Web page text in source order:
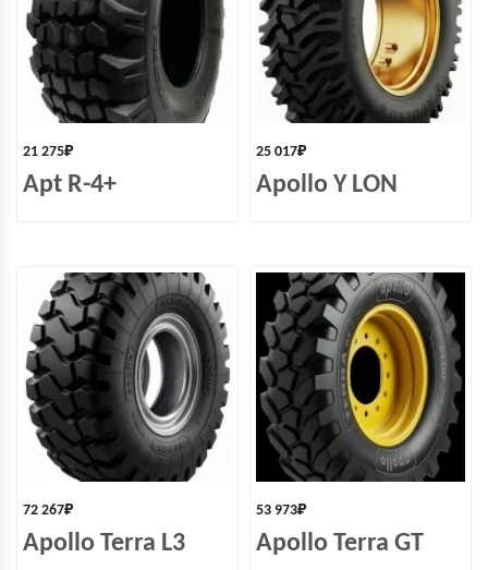
21 275₽
Apt R-4+
25 017₽
Apollo Y LON
72 267₽
Apollo Terra L3
53 973₽
Apollo Terra GT